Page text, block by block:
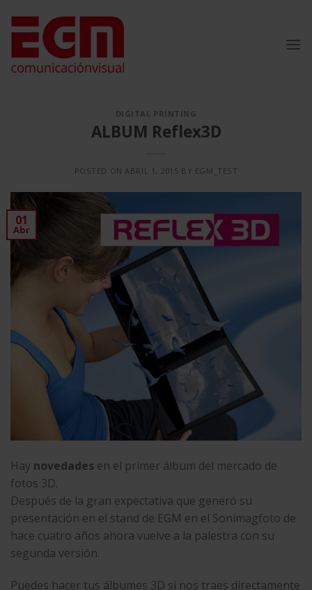
contenido
DIGITAL PRINTING
ALBUM Reflex3D
POSTED ON ABRIL 1, 2015 BY EGM_TEST
01
Abr
Hay novedades en el primer álbum del mercado de
fotos 3D.
Después de la gran expectativa que generó su
presentación en el stand de EGM en el Sonimagfoto de
hace cuatro años ahora vuelve a la palestra con su
segunda versión.
Puedes hacer tus álbumes 3D si nos traes directamente